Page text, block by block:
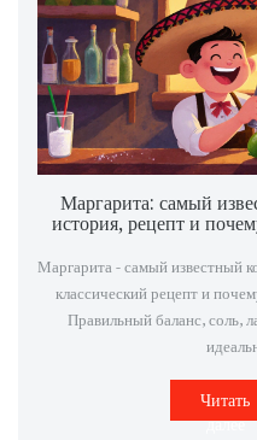
Маргарита: самый
история, рецепт и
Маргарита - самый известный
классический рецепт и
Правильный баланс, соль,
Читать
далее